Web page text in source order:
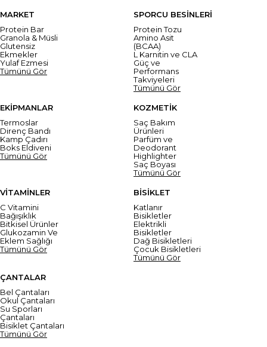
MARKET
Protein Bar
Granola & Müsli
Glutensiz
Ekmekler
Yulaf Ezmesi
Tümünü Gör
SPORCU BESİNLERİ
Protein Tozu
Amino Asit
(BCAA)
L Karnitin ve CLA
Güç ve
Performans
Takviyeleri
Tümünü Gör
EKİPMANLAR
Termoslar
Direnç Bandı
Kamp Çadırı
Boks Eldiveni
Tümünü Gör
KOZMETİK
Saç Bakım
Ürünleri
Parfüm ve
Deodorant
Highlighter
Saç Boyası
Tümünü Gör
VİTAMİNLER
C Vitamini
Bağışıklık
Bitkisel Ürünler
Glukozamin Ve
Eklem Sağlığı
Tümünü Gör
BİSİKLET
Katlanır
Bisikletler
Elektrikli
Bisikletler
Dağ Bisikletleri
Çocuk Bisikletleri
Tümünü Gör
ÇANTALAR
Bel Çantaları
Okul Çantaları
Su Sporları
Çantaları
Bisiklet Çantaları
Tümünü Gör